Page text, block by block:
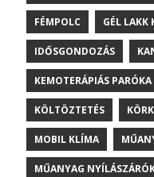
FÉMPOLC GÉL LAKK
IDŐSGONDOZÁS
KEMOTERÁPIÁS PARÓKA
KÖLTÖZTETÉS
MOBIL KLÍMA
MŰANYAG